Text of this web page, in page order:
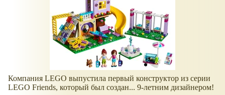
Компания LEGO выпустила первый конструктор из серии
LEGO Friends, который был создан... 9-летним дизайнером!